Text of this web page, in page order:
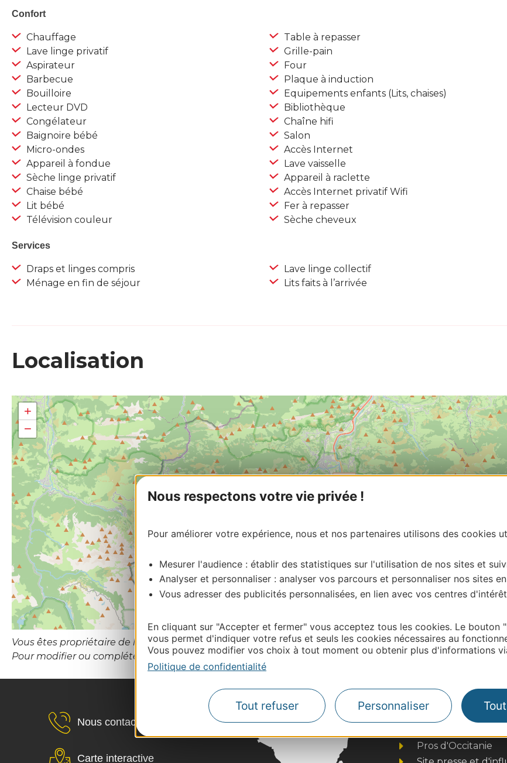
Nous respectons votre vie privée !
Pour améliorer votre expérience, nous et nos partenaires utilisons des cookies
Mesurer l'audience : établir des statistiques sur l'utilisation de nos sites et
Analyser et personnaliser : analyser vos parcours et personnaliser nos sites
Vous adresser des publicités personnalisées, en lien avec vos centres
En cliquant sur "Accepter et fermer" vous acceptez tous les cookies. Le bouton
vous permet d'indiquer votre refus et seuls les cookies nécessaires au
Vous pouvez modifier vos choix à tout moment ou obtenir plus d'informations
Politique de confidentialité
Tout refuser Personnaliser
Confort
Chauffage
Lave linge privatif
Aspirateur
Barbecue
Bouilloire
Lecteur DVD
Congélateur
Baignoire bébé
Micro-ondes
Appareil à fondue
Sèche linge privatif
Chaise bébé
Lit bébé
Télévision couleur
Table à repasser
Grille-pain
Four
Plaque à induction
Equipements enfants (Lits, chaises)
Bibliothèque
Chaîne hifi
Salon
Accès Internet
Lave vaisselle
Appareil à raclette
Accès Internet privatif Wifi
Fer à repasser
Sèche cheveux
Services
Draps et linges compris
Ménage en fin de séjour
Lave linge collectif
Lits faits à l’arrivée
Localisation
+
−
Leaflet| Map data ©OpenStreetMap
Vous êtes propriétaire de l’établissement ou le gestionnaire de cette activité?
Pour modifier ou compléter cette fiche, merci de contacter Hautes Pyrénées Tourisme Environnement
Nous contacter
Carte interactive
Thermalisme
Pros d'Occitanie